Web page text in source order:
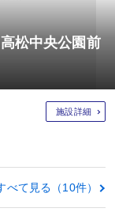
松中央公園前
施設詳細
べて見る（10件）